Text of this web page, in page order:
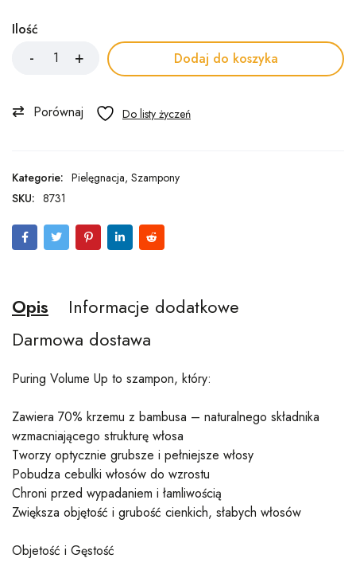
Ilość
Dodaj do koszyka
Porównaj
Kategorie: Pielęgnacja, Szampony
SKU: 8731
Opis
Informacje dodatkowe
Darmowa dostawa
Puring Volume Up to szampon, który:
Zawiera 70% krzemu z bambusa – naturalnego składnika
wzmacniającego strukturę włosa
Tworzy optycznie grubsze i pełniejsze włosy
Pobudza cebulki włosów do wzrostu
Chroni przed wypadaniem i łamliwością
Zwiększa objętość i grubość cienkich, słabych włosów
Objetość i Gęstość